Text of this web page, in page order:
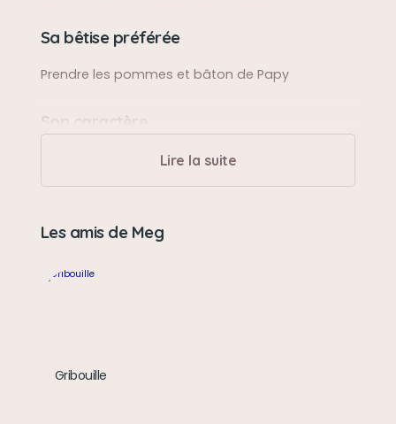
Sa bêtise préférée
Prendre les pommes et bâton de Papy
Son caractère
Douce et Gourmande,et que de L'Amour
Hérisson orange et peluche petit chien
Lire la suite
Les amis de Meg
Gribouille